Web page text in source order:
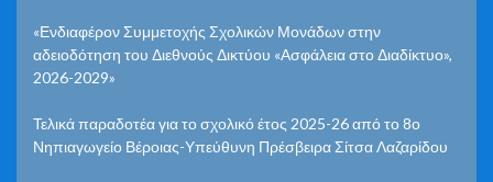
«Ενδιαφέρον Συμμετοχής Σχολικών Μονάδων στην
αδειοδότηση του Διεθνούς Δικτύου «Ασφάλεια στο Διαδίκτυο»,
2026-2029»
Τελικά παραδοτέα για το σχολικό έτος 2025-26 από το 8ο
Νηπιαγωγείο Βέροιας-Υπεύθυνη Πρέσβειρα Σίτσα Λαζαρίδου